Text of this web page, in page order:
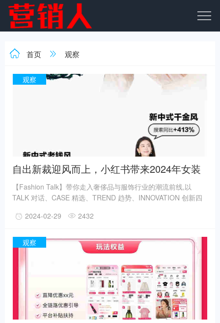
首页 观察
观察
自出新裁迎风而上，小红书带来2024年女装
趋势前瞻
【Fashion Talk】带你走入奢侈品与服饰行业的潮流前线,以
TALK 对话、CASE 精选、TREND 趋势、INNOVATION 创新四
案等精彩内容,解锁小红书种草在产品全生命周期的更多解决方
中国服饰行业中的核心子行业,在女性消费力提升及悦己风潮等多
重因素的推动下,迈步发展新阶。
2024-02-29 2432
观察